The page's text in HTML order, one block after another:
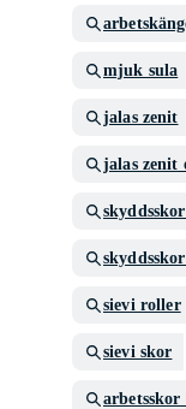
mjuk sula
jalas zenit
jalas zenit
sievi roller
sievi skor